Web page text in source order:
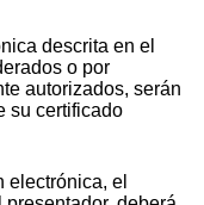
descrita en el
o por
autorizados, serán
su certificado
electrónica, el